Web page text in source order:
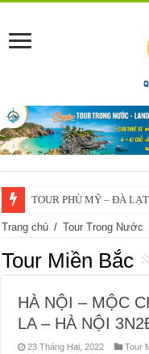
TOUR PHÙ MỸ – ĐÀ
Trang chủ / Tour Trong Nước
Tour Miền Bắc
HÀ NỘI – MỘC
LA – HÀ NỘI
23 Tháng Hai, 2022 Tour